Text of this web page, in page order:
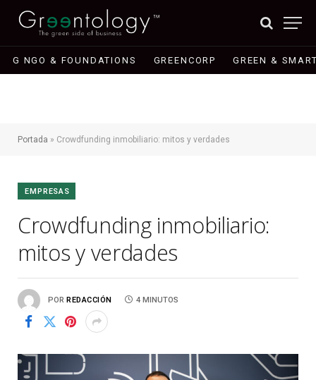
G NGO & FOUNDATIONS GREENCORP GREEN &
Portada » Crowdfunding inmobiliario: mitos y verdades
EMPRESAS
Crowdfunding inmobiliario:
mitos y verdades
POR REDACCIÓN 4 MINUTOS